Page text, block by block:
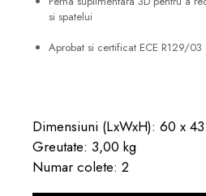
si spatelui
Aprobat si certificat ECE R129/03
Dimensiuni (LxWxH): 60 x
Greutate: 3,00 kg
Numar colete: 2